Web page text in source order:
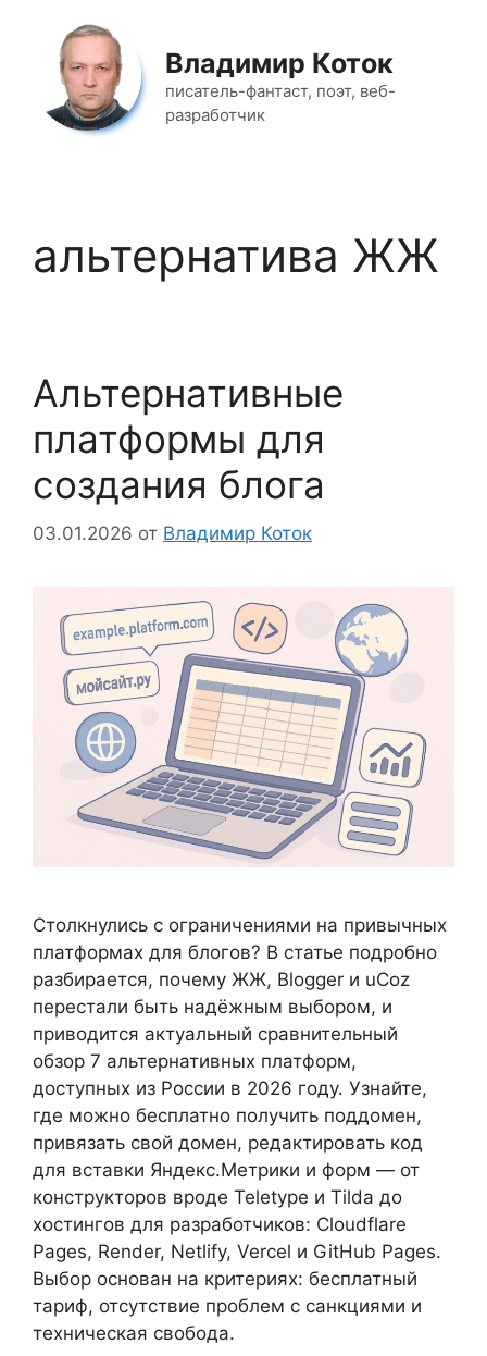
содержимому
Владимир Коток
писатель-фантаст, поэт, веб-
разработчик
альтернатива ЖЖ
Альтернативные
платформы для
создания блога
03.01.2026 от Владимир Коток
Столкнулись с ограничениями на привычных
платформах для блогов? В статье подробно
разбирается, почему ЖЖ, Blogger и uCoz
перестали быть надёжным выбором, и
приводится актуальный сравнительный
обзор 7 альтернативных платформ,
доступных из России в 2026 году. Узнайте,
где можно бесплатно получить поддомен,
привязать свой домен, редактировать код
для вставки Яндекс.Метрики и форм — от
конструкторов вроде Teletype и Tilda до
хостингов для разработчиков: Cloudflare
Pages, Render, Netlify, Vercel и GitHub Pages.
Выбор основан на критериях: бесплатный
тариф, отсутствие проблем с санкциями и
техническая свобода.